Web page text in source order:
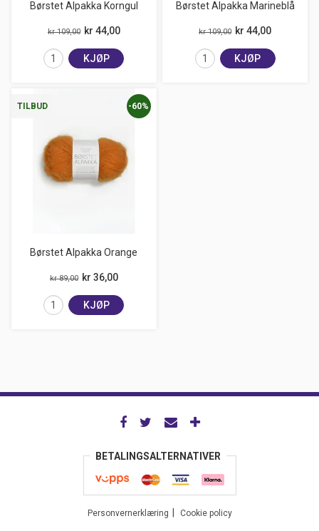
Børstet Alpakka Korngul
kr 109,00 kr 44,00
KJØP
Børstet Alpakka Marineblå
kr 109,00 kr 44,00
KJØP
TILBUD
Børstet Alpakka Orange
-60%
kr 89,00 kr 36,00
KJØP
BETALINGSALTERNATIVER
Personvernerklæring Cookie policy